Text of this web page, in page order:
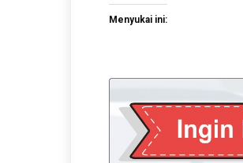
Menyukai ini: